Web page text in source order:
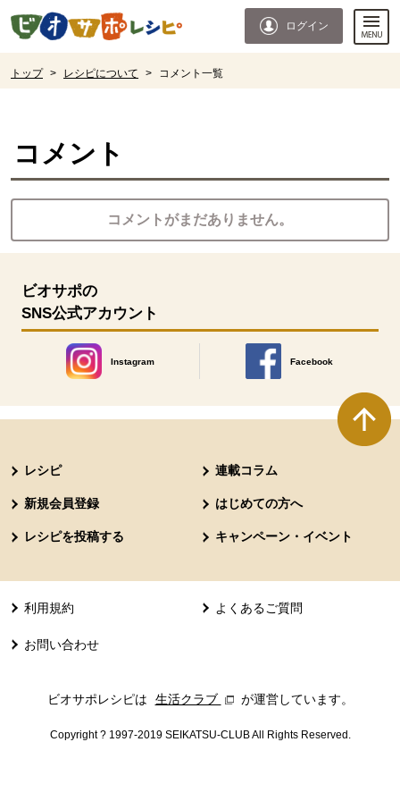
ページの先頭です。
ログイン
トップ > レシピについて > コメント一覧
コメント
コメントがまだありません。
ビオサポの
SNS公式アカウント
Instagram
別のウィンドウで開きます。
Facebook
別のウィンドウで開きます
レシピ 連載コラム
新規会員登録 はじめての方へ
レシピを投稿する キャンペーン・イベント
利用規約 よくあるご質問
お問い合わせ
ビオサポレシピは 生活クラブ 別のウィンドウで開きます。
が運営しています。
Copyright ? 1997-2019 SEIKATSU-CLUB All Rights Reserved.